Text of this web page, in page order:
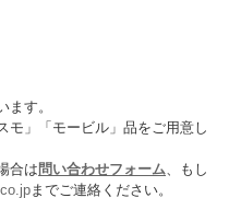
す。
モ」「モービル」品をご用意し
合は 問い合わせフォーム、もし
までご連絡ください。